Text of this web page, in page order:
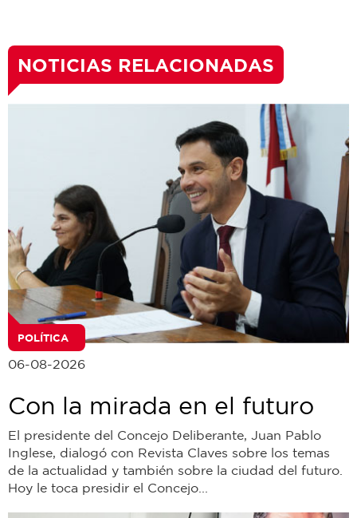
NOTICIAS RELACIONADAS
POLÍTICA
06-08-2026
Con la mirada en el futuro
El presidente del Concejo Deliberante, Juan Pablo
Inglese, dialogó con Revista Claves sobre los temas
de la actualidad y también sobre la ciudad del futuro.
Hoy le toca presidir el Concejo...